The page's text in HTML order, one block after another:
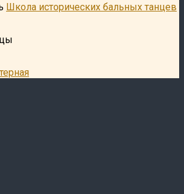
Школа исторических бальных танцев